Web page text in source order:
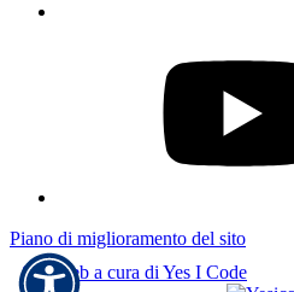
Piano di miglioramento del sito
Sito web a cura di Yes I Code